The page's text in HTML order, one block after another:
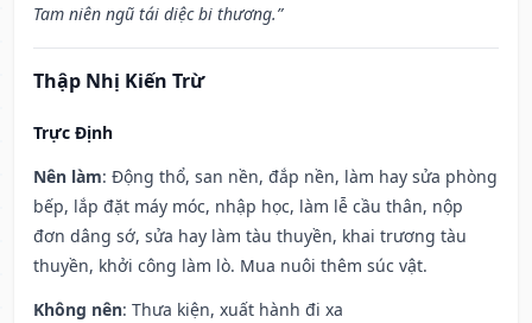
Tam niên ngũ tái diệc bi thương.”
Thập Nhị Kiến Trừ
Trực Định
Nên làm: Động thổ, san nền, đắp nền, làm hay sửa phòng
bếp, lắp đặt máy móc, nhập học, làm lễ cầu thân, nộp
đơn dâng sớ, sửa hay làm tàu thuyền, khai trương tàu
thuyền, khởi công làm lò. Mua nuôi thêm súc vật.
Không nên: Thưa kiện, xuất hành đi xa